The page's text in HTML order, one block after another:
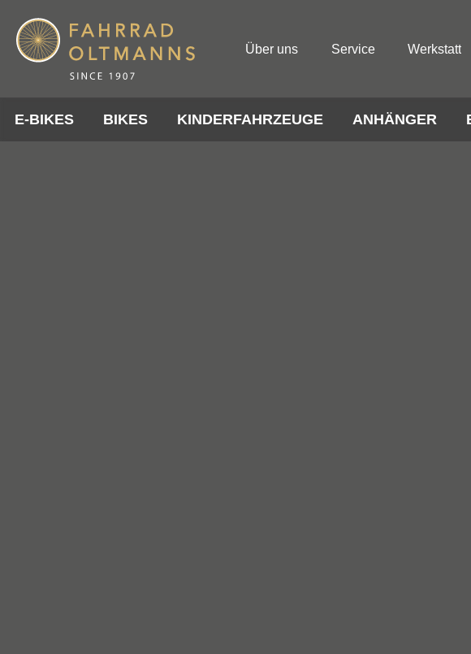
Über uns Service Werkstatt
E-BIKES BIKES KINDERFAHRZEUGE ANHÄNGER